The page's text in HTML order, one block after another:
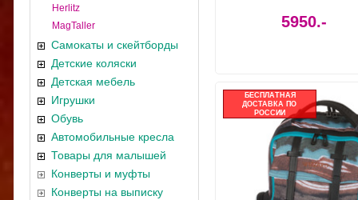
Herlitz
MagTaller
Самокаты и скейтборды
Детские коляски
Детская мебель
Игрушки
Обувь
Автомобильные кресла
Товары для малышей
Конверты и муфты
Конверты на выписку
5950.-
БЕСПЛАТНАЯ
ДОСТАВКА ПО
РОССИИ